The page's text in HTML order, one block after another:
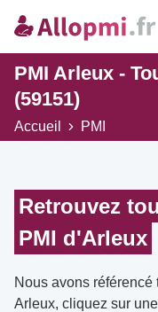
PMI Arleux -
(59151)
Accueil PMI
Retrouvez
PMI d'Arleux
Nous avons
Arleux, cliquez sur